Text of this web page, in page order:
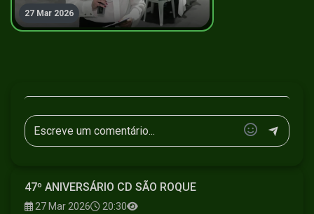
27 Mar 2026
47º ANIVERSÁRIO CD SÃO ROQUE
27 Mar 2026 20:30